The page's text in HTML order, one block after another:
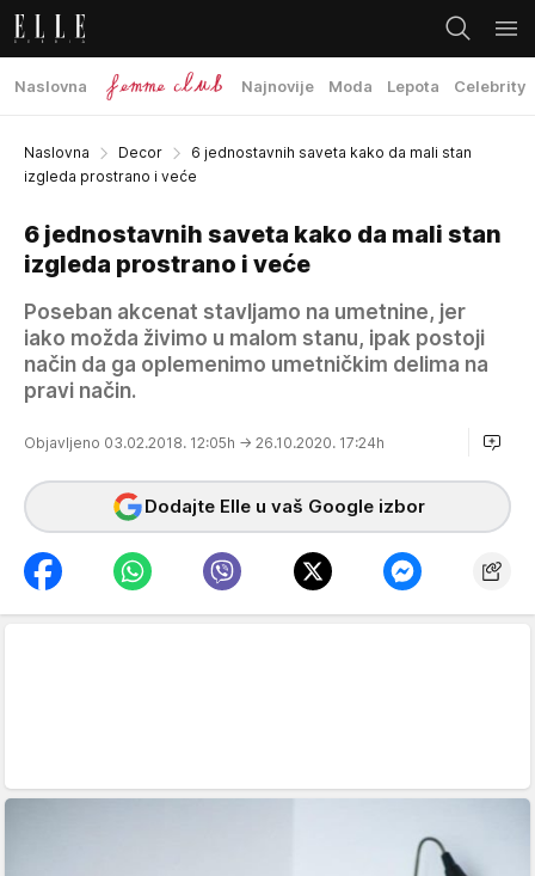
Naslovna Najnovije Moda Lepota Celebrity
Naslovna Decor
6 jednostavnih saveta kako da mali stan
izgleda prostrano i veće
6 jednostavnih saveta kako da mali stan
izgleda prostrano i veće
Poseban akcenat stavljamo na umetnine, jer
iako možda živimo u malom stanu, ipak postoji
način da ga oplemenimo umetničkim delima na
pravi način.
Objavljeno 03.02.2018. 12:05h → 26.10.2020. 17:24h
Dodajte Elle u vaš Google izbor